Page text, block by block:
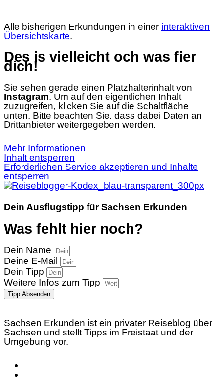
Alle bisherigen Erkundungen in einer interaktiven
Übersichtskarte.
Des is vielleicht och was fier
dich!
Sie sehen gerade einen Platzhalterinhalt von
Instagram. Um auf den eigentlichen Inhalt
zuzugreifen, klicken Sie auf die Schaltfläche
unten. Bitte beachten Sie, dass dabei Daten an
Drittanbieter weitergegeben werden.
Mehr Informationen
Inhalt entsperren
Erforderlichen Service akzeptieren und Inhalte
entsperren
Dein Ausflugstipp für Sachsen Erkunden
Was fehlt hier noch?
Dein Name
Deine E-Mail
Dein Tipp
Weitere Infos zum Tipp
Tipp Absenden
Sachsen Erkunden ist ein privater Reiseblog über
Sachsen und stellt Tipps im Freistaat und der
Umgebung vor.